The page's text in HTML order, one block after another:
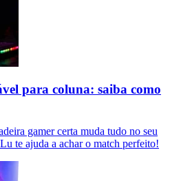
para coluna: saiba como
gamer certa muda tudo no seu
te ajuda a achar o match perfeito!